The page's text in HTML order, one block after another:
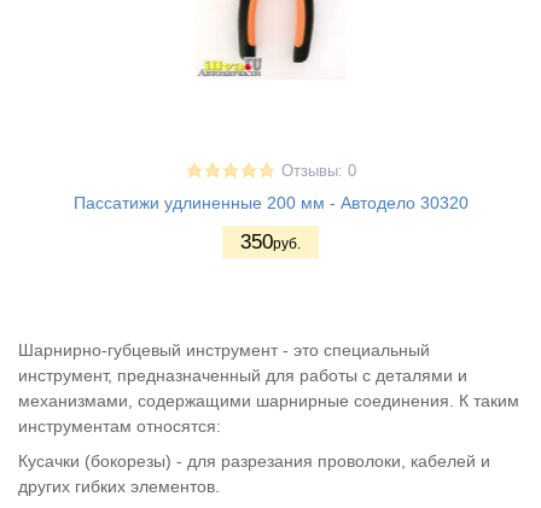
Отзывы: 0
Пассатижи удлиненные 200 мм - Автодело 30320
350руб.
Шарнирно-губцевый инструмент - это специальный
инструмент, предназначенный для работы с деталями и
механизмами, содержащими шарнирные соединения. К таким
инструментам относятся:
Кусачки (бокорезы) - для разрезания проволоки, кабелей и
других гибких элементов.